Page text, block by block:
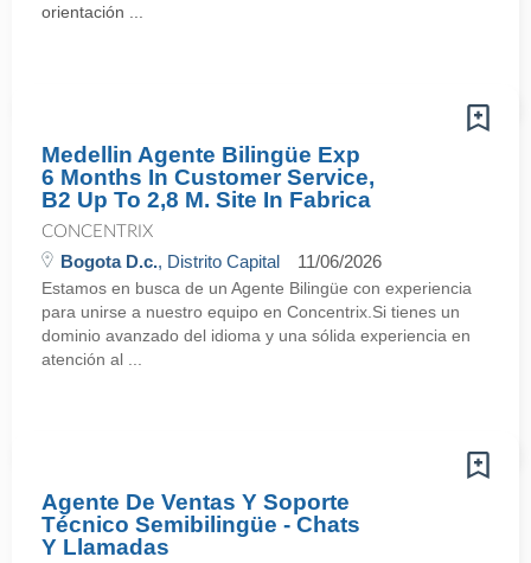
orientación ...
Medellin Agente Bilingüe Exp
6 Months In Customer Service,
B2 Up To 2,8 M. Site In Fabrica
CONCENTRIX
Bogota D.c., Distrito Capital 11/06/2026
Estamos en busca de un Agente Bilingüe con experiencia
para unirse a nuestro equipo en Concentrix.Si tienes un
dominio avanzado del idioma y una sólida experiencia en
atención al ...
Agente De Ventas Y Soporte
Técnico Semibilingüe - Chats
Y Llamadas